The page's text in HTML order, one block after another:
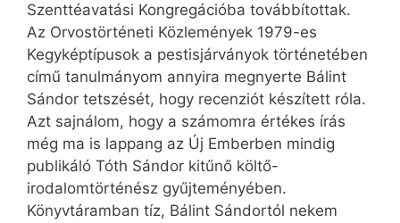
Szenttéavatási Kongregációba továbbítottak.
Az Orvostörténeti Közlemények 1979-es
Kegyképtípusok a pestisjárványok történetében
című tanulmányom annyira megnyerte Bálint
Sándor tetszését, hogy recenziót készített róla.
Azt sajnálom, hogy a számomra értékes írás
még ma is lappang az Új Emberben mindig
publikáló Tóth Sándor kitűnő költő-
irodalomtörténész gyűjteményében.
Könyvtáramban tíz, Bálint Sándortól nekem